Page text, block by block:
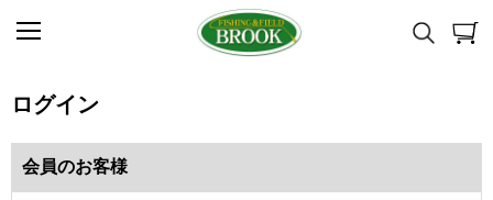
ログイン
会員のお客様